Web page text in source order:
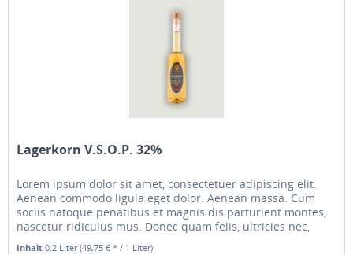
Lagerkorn V.S.O.P. 32%
Lorem ipsum dolor sit amet, consectetuer adipiscing elit.
Aenean commodo ligula eget dolor. Aenean massa. Cum
sociis natoque penatibus et magnis dis parturient montes,
nascetur ridiculus mus. Donec quam felis, ultricies nec,
pellentesque...
Inhalt0.2 Liter(49,75 € * / 1 Liter)